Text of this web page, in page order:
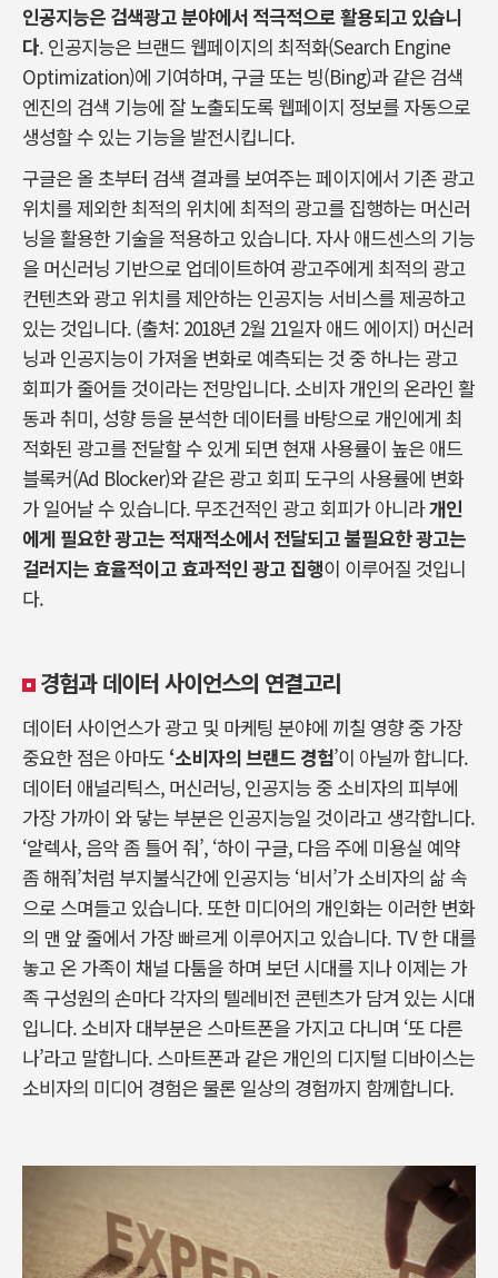
인공지능은 검색광고 분야에서 적극적으로 활용되고 있습니
다. 인공지능은 브랜드 웹페이지의 최적화(Search Engine
Optimization)에 기여하며, 구글 또는 빙(Bing)과 같은 검색
엔진의 검색 기능에 잘 노출되도록 웹페이지 정보를 자동으로
생성할 수 있는 기능을 발전시킵니다.
구글은 올 초부터 검색 결과를 보여주는 페이지에서 기존 광고
위치를 제외한 최적의 위치에 최적의 광고를 집행하는 머신러
닝을 활용한 기술을 적용하고 있습니다. 자사 애드센스의 기능
을 머신러닝 기반으로 업데이트하여 광고주에게 최적의 광고
컨텐츠와 광고 위치를 제안하는 인공지능 서비스를 제공하고
있는 것입니다. (출처: 2018년 2월 21일자 애드 에이지) 머신러
닝과 인공지능이 가져올 변화로 예측되는 것 중 하나는 광고
회피가 줄어들 것이라는 전망입니다. 소비자 개인의 온라인 활
동과 취미, 성향 등을 분석한 데이터를 바탕으로 개인에게 최
적화된 광고를 전달할 수 있게 되면 현재 사용률이 높은 애드
블록커(Ad Blocker)와 같은 광고 회피 도구의 사용률에 변화
가 일어날 수 있습니다. 무조건적인 광고 회피가 아니라개인
에게 필요한 광고는 적재적소에서 전달되고 불필요한 광고는
걸러지는 효율적이고 효과적인 광고 집행이 이루어질 것입니
다.
경험과 데이터 사이언스의 연결고리
데이터 사이언스가 광고 및 마케팅 분야에 끼칠 영향 중 가장
중요한 점은 아마도 ‘소비자의 브랜드 경험’이 아닐까 합니다.
데이터 애널리틱스, 머신러닝, 인공지능 중 소비자의 피부에
가장 가까이 와 닿는 부분은 인공지능일 것이라고 생각합니다.
‘알렉사, 음악 좀 틀어 줘’, ‘하이 구글, 다음 주에 미용실 예약
좀 해줘’처럼 부지불식간에 인공지능 ‘비서’가 소비자의 삶 속
으로 스며들고 있습니다. 또한 미디어의 개인화는 이러한 변화
의 맨 앞 줄에서 가장 빠르게 이루어지고 있습니다. TV 한 대를
놓고 온 가족이 채널 다툼을 하며 보던 시대를 지나 이제는 가
족 구성원의 손마다 각자의 텔레비전 콘텐츠가 담겨 있는 시대
입니다. 소비자 대부분은 스마트폰을 가지고 다니며 ‘또 다른
나’라고 말합니다. 스마트폰과 같은 개인의 디지털 디바이스는
소비자의 미디어 경험은 물론 일상의 경험까지 함께합니다.